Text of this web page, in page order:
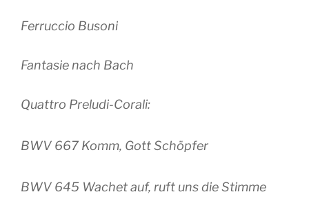
Ferruccio Busoni
Fantasie nach Bach
Quattro Preludi-Corali:
BWV 667 Komm, Gott Schöpfer
BWV 645 Wachet auf, ruft uns die Stimme